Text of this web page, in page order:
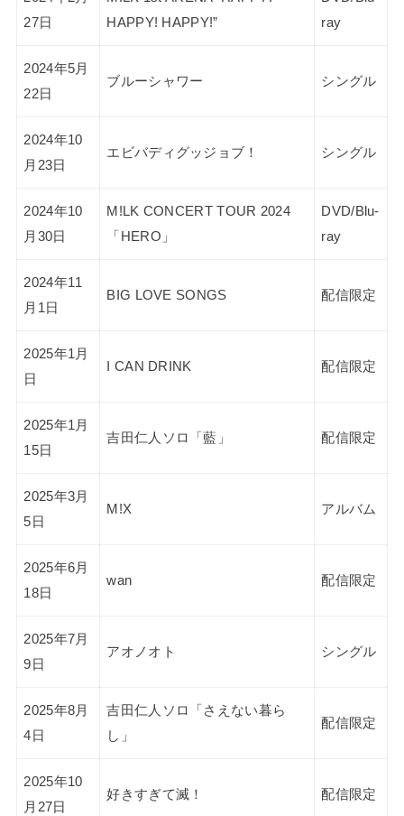
27日
HAPPY! HAPPY!”
ray
2024年5月
22日
ブルーシャワー シングル
2024年10
月23日
エビバディグッジョブ！ シングル
2024年10
月30日
M!LK CONCERT TOUR 2024
「HERO」
DVD/Blu-
ray
2024年11
月1日
BIG LOVE SONGS 配信限定
2025年1月
日
I CAN DRINK 配信限定
2025年1月
15日
吉田仁人ソロ「藍」 配信限定
2025年3月
5日
M!X アルバム
2025年6月
18日
wan 配信限定
2025年7月
9日
アオノオト シングル
2025年8月
4日
吉田仁人ソロ「さえない暮ら
し」
配信限定
2025年10
月27日
好きすぎて滅！ 配信限定